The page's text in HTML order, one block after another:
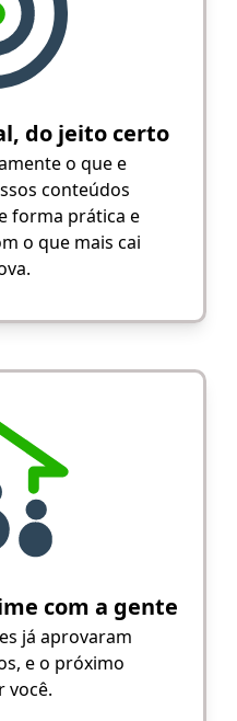
do jeito certo
o que e
conteúdos
forma prática e
o que mais cai
com a gente
já aprovaram
e o próximo
você.